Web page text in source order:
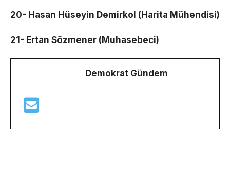
20- Hasan Hüseyin Demirkol (Harita Mühendisi)
21- Ertan Sözmener (Muhasebeci)
Demokrat Gündem